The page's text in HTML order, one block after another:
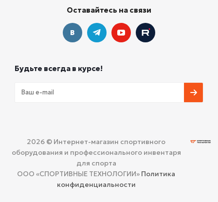
Оставайтесь на связи
Будьте всегда в курсе!
2026 © Интернет-магазин спортивного
оборудования и профессионального инвентаря
для спорта
ООО «СПОРТИВНЫЕ ТЕХНОЛОГИИ» Политика
конфиденциальности